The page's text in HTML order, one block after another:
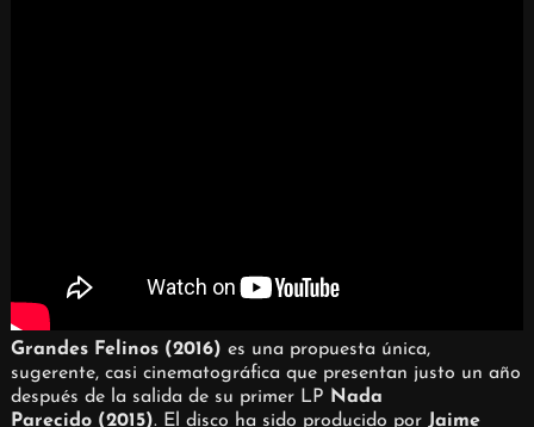
Grandes Felinos (2016) es una propuesta única,
sugerente, casi cinematográfica que presentan justo un año
después de la salida de su primer LP Nada
Parecido (2015). El disco ha sido producido por Jaime